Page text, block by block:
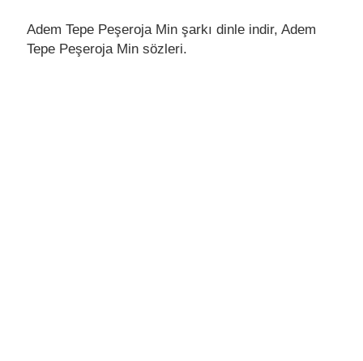
Adem Tepe Peşeroja Min şarkı dinle indir, Adem
Tepe Peşeroja Min sözleri.